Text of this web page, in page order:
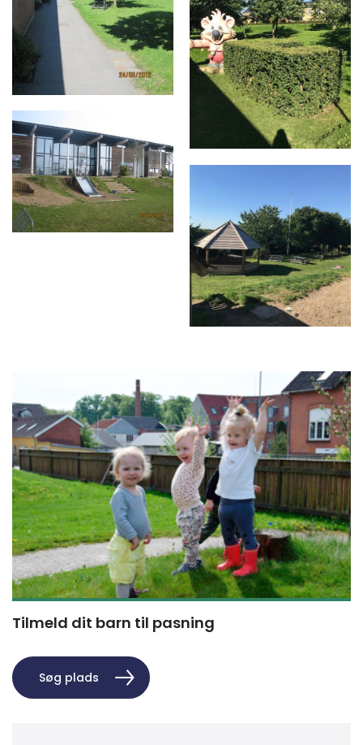
Tilmeld dit barn til pasning
Søg plads